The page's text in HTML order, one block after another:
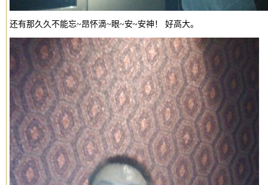
还有那久久不能忘~昂怀滴~眼~安~安神！ 好高大。